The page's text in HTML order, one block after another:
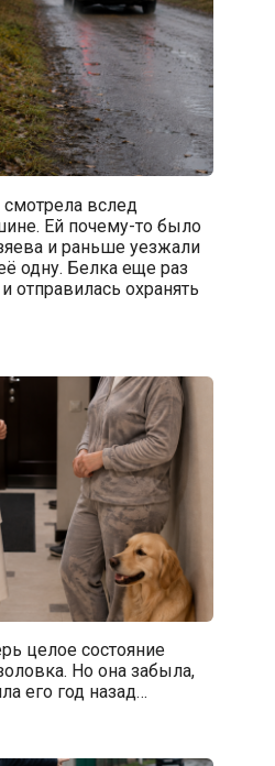
смотрела вслед
Ей почему-то было
и раньше уезжали
одну. Белка еще раз
отправилась охранять
целое состояние
Но она забыла,
его год назад…